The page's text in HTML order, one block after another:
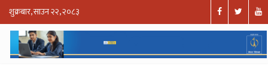
शुक्रबार, साउन २२, २०८३